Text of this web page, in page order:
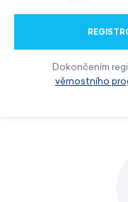
Dokončením
věrnostního